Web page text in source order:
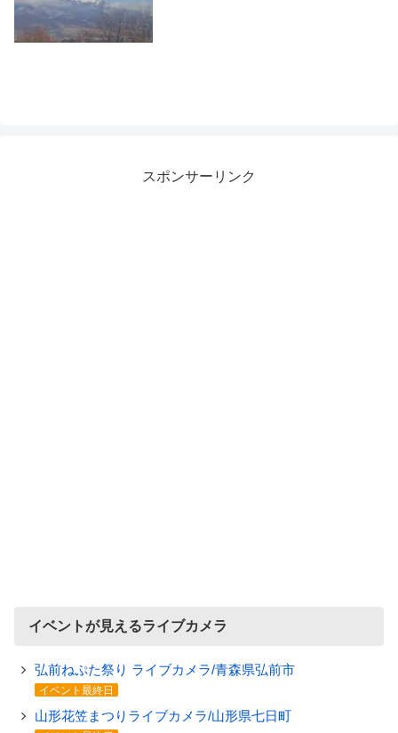
スポンサーリンク
イベントが見えるライブカメラ
弘前ねぷた祭り ライブカメラ/青森県弘前市
イベント最終日
山形花笠まつりライブカメラ/山形県七日町